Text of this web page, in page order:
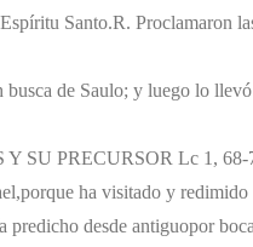
Santo.R. Proclamaron
busca de Saulo; y luego lo
Y SU PRECURSOR Lc 1, 68-
porque ha visitado y redimido
predicho desde antiguopor